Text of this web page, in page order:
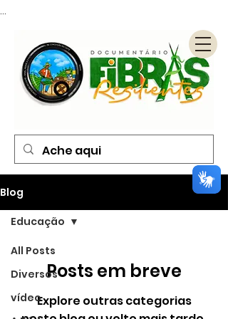
Blog
All Posts
Diversos
vídeo
Educação
Posts em breve
Explore outras categorias